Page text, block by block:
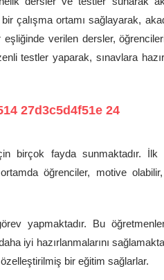
çalışma ortamı sağlayarak,
verilen dersler,
testler yaparak, sınavlara
birçok fayda sunmaktadır.
öğrenciler, motive
yapmaktadır. Bu
iyi hazırlanmalarını
bir eğitim sağlarlar.